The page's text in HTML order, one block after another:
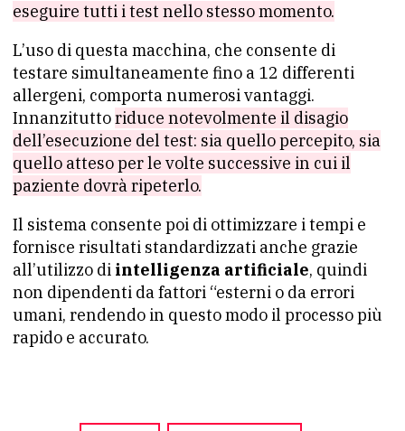
eseguire tutti i test nello stesso momento.
L’uso di questa macchina, che consente di
testare simultaneamente fino a 12 differenti
allergeni, comporta numerosi vantaggi.
Innanzituttoriduce notevolmente il disagio
dell’esecuzione del test: sia quello percepito, sia
quello atteso per le volte successive in cui il
paziente dovrà ripeterlo.
Il sistema consente poi di ottimizzare i tempi e
fornisce risultati standardizzati anche grazie
all’utilizzo di intelligenza artificiale, quindi
non dipendenti da fattori “esterni o da errori
umani, rendendo in questo modo il processo più
rapido e accurato.